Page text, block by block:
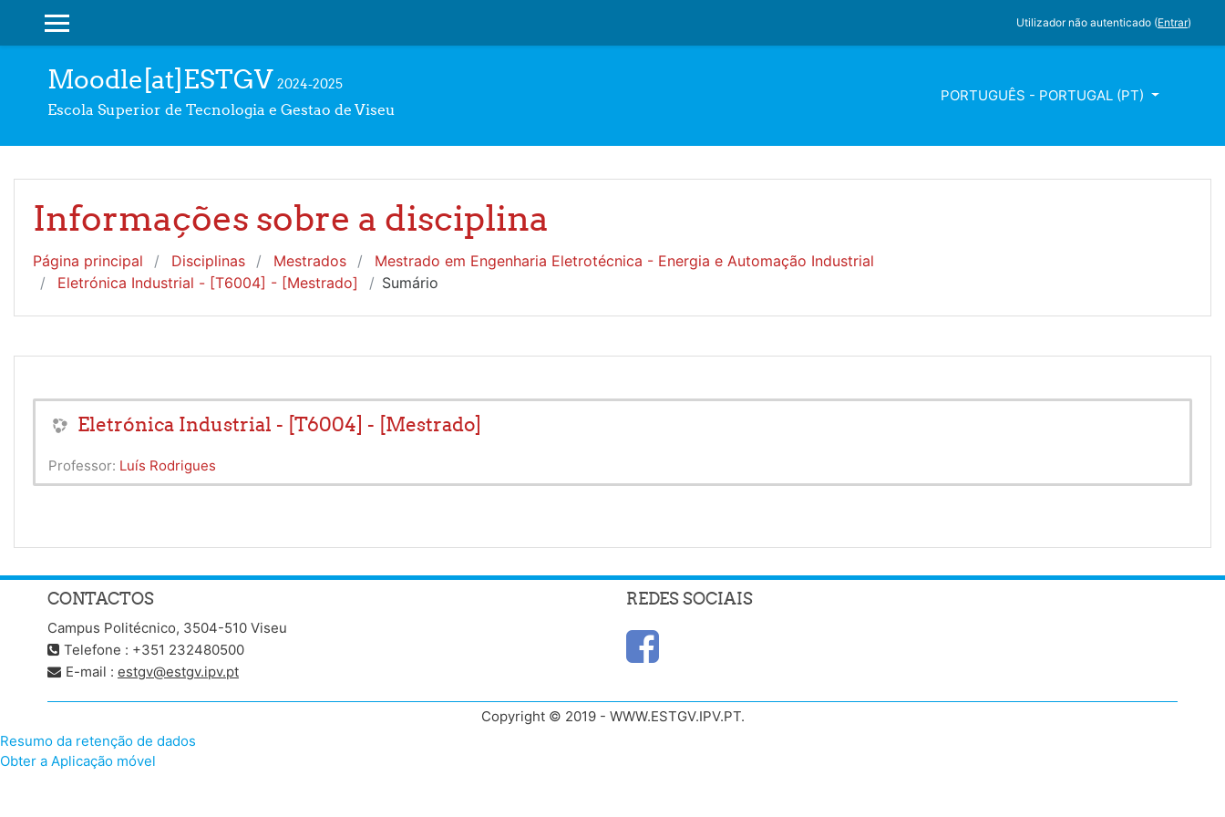
PAINEL LATERAL
Utilizador não autenticado (Entrar)
Moodle[at]ESTGV 2024-2025
Escola Superior de Tecnologia e Gestao de Viseu
PORTUGUÊS - PORTUGAL ‎(PT)‎
Informações sobre a disciplina
Página principal Disciplinas Mestrados
Mestrado em Engenharia Eletrotécnica - Energia e Automação Industrial
Eletrónica Industrial - [T6004] - [Mestrado]
Sumário
Eletrónica Industrial - [T6004] - [Mestrado]
Professor: Luís Rodrigues
CONTACTOS
Campus Politécnico, 3504-510 Viseu
Telefone : +351 232480500
E-mail : estgv@estgv.ipv.pt
REDES SOCIAIS
Copyright © 2019 - WWW.ESTGV.IPV.PT.
Resumo da retenção de dados
Obter a Aplicação móvel